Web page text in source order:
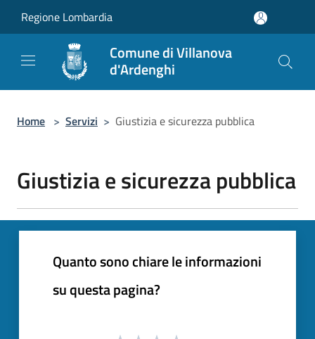
Regione Lombardia
Comune di Villanova
d'Ardenghi
Home > Servizi > Giustizia e sicurezza pubblica
Giustizia e sicurezza pubblica
Quanto sono chiare le informazioni
su questa pagina?